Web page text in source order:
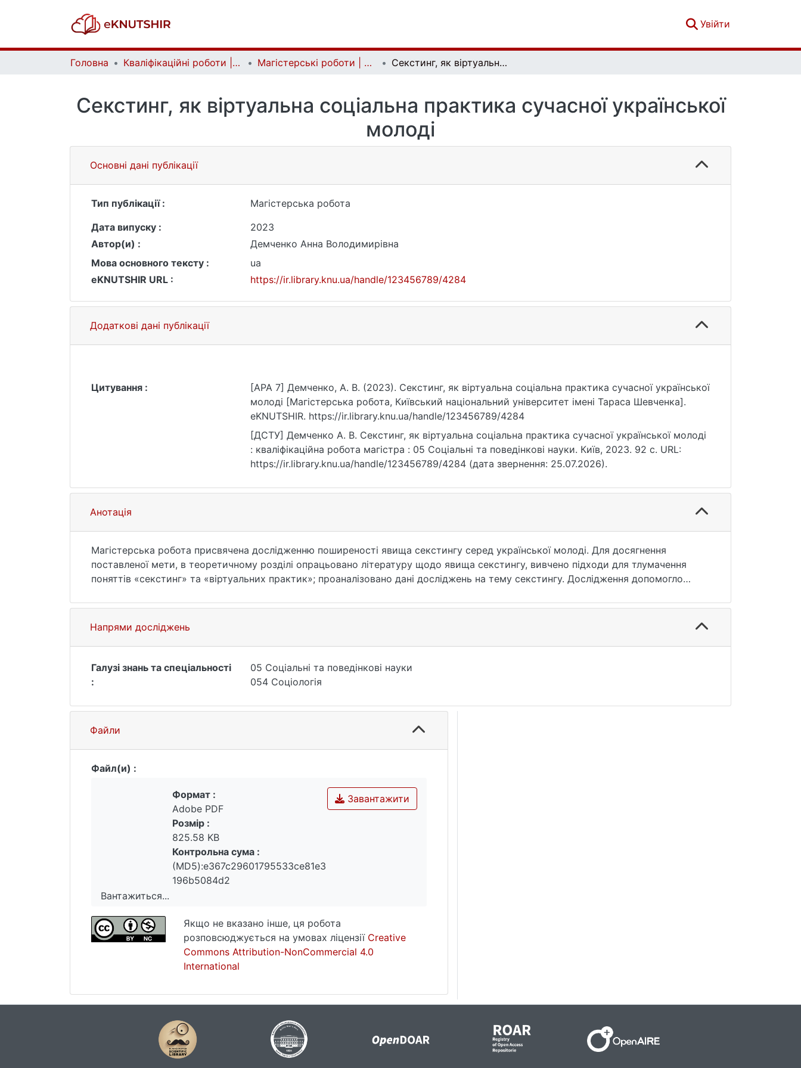
Увійти
Головна Кваліфікаційні роботи | Qualifying works Магістерські роботи | Master's theses Секстинг, як віртуальна соціальна практика сучасної української молоді
Секстинг, як віртуальна соціальна практика сучасної української
молоді
Основні дані публікації
Тип публікації :
Магістерська робота
Дата випуску :
2023
Автор(и) :
Демченко Анна Володимирівна
Мова основного тексту :
ua
eKNUTSHIR URL :
https://ir.library.knu.ua/handle/123456789/4284
Додаткові дані публікації
Цитування :
[APA 7] Демченко, А. В. (2023). Секстинг, як віртуальна соціальна практика сучасної української
молоді [Магістерська робота, Київський національний університет імені Тараса Шевченка].
eKNUTSHIR. https://ir.library.knu.ua/handle/123456789/4284
[ДСТУ] Демченко А. В. Секстинг, як віртуальна соціальна практика сучасної української молоді
: кваліфікаційна робота магістра : 05 Соціальні та поведінкові науки. Київ, 2023. 92 с. URL:
https://ir.library.knu.ua/handle/123456789/4284 (дата звернення: 25.07.2026).
Анотація
Магістерська робота присвячена дослідженню поширеності явища секстингу серед української молоді. Для досягнення
поставленої мети, в теоретичному розділі опрацьовано літературу щодо явища секстингу, вивчено підходи для тлумачення
поняттів «секстинг» та «віртуальних практик»; проаналізовано дані досліджень на тему секстингу. Дослідження допомогло
Проаналізовано багато джерел інформації, проведено консультації з сексологами та психологами. Теми секстингу – це не
просто сексуальні теми, це ще й певні аспекти психології, це безпека мешканців, які користуються та проникають в Інтернет, це
характеризує взаємодію людей із сексологією.
Ключові слова: секстинг, молодь, віртуальні практики, підліток.
Напрями досліджень
Галузі знань та спеціальності
:
05 Соціальні та поведінкові науки
054 Соціологія
Файли
Файл(и) :
Вантажиться...
Вантажиться...
Завантажити
Формат :
Adobe PDF
Розмір :
825.58 KB
Контрольна сума :
(MD5):e367c29601795533ce81e3
196b5084d2
Якщо не вказано інше, ця робота
розповсюджується на умовах ліцензії Creative
Commons Attribution-NonCommercial 4.0
International